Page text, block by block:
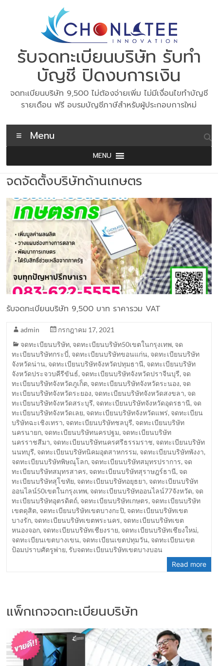
รับจดทะเบียนบริษัท รับทำ
บัญชี ปิดงบการเงิน
จดทะเบียนบริษัท 9,500 ไม่ต้องจ่ายเพิ่ม ไม่มีเงื่อนไขทำบัญชี
รายเดือน ฟรี อบรมบัญชีภาษีสำหรับผู้ประกอบการใหม่
Menu
MENU
จดจัดตั้งบริษัทด้านเกษตร
รับจดทะเบียนบริษัท 9,500 บาท ราคารวม VAT
admin
กรกฎาคม 17, 2021
จดทะเบียนบริษัท, จดทะเบียนบริษัท50เขตในกรุงเทพ, จด
ทะเบียนบริษัทกระบี่, จดทะเบียนบริษัทขอนแก่น, จดทะเบียนบริษัท
จังหวัดน่าน, จดทะเบียนบริษัทจังหวัดปทุมธานี, จดทะเบียนบริษัท
จังหวัดประจวบคีรีขันธ์, จดทะเบียนบริษัทจังหวัดปราจีนบุรี, จด
ทะเบียนบริษัทจังหวัดภูเก็ต, จดทะเบียนบริษัทจังหวัดระนอง, จด
ทะเบียนบริษัทจังหวัดระยอง, จดทะเบียนบริษัทจังหวัดสงขลา, จด
ทะเบียนบริษัทจังหวัดสระบุรี, จดทะเบียนบริษัทจังหวัดอุดรธานี, จด
ทะเบียนบริษัทจังหวัดเลย, จดทะเบียนบริษัทจังหวัดแพร่, จดทะเบียน
บริษัทฉะเชิงเทรา, จดทะเบียนบริษัทชลบุรี, จดทะเบียนบริษัท
นครนายก, จดทะเบียนบริษัทนครปฐม, จดทะเบียนบริษัท
นครราชสีมา, จดทะเบียนบริษัทนครศรีธรรมราช, จดทะเบียนบริษัท
นนทบุรี, จดทะเบียนบริษัทนิคมอุตสาหกรรม, จดทะเบียนบริษัทพังงา,
จดทะเบียนบริษัทพิษณุโลก, จดทะเบียนบริษัทสมุทรปราการ, จด
ทะเบียนบริษัทสมุทรสาคร, จดทะเบียนบริษัทสุราษฎร์ธานี, จด
ทะเบียนบริษัทสุโขทัย, จดทะเบียนบริษัทอยุธยา, จดทะเบียนบริษัท
ออนไลน์50เขตในกรุงเทพ, จดทะเบียนบริษัทออนไลน์77จังหวัด, จด
ทะเบียนบริษัทอุตรดิตถ์, จดทะเบียนบริษัทเกษตร, จดทะเบียนบริษัท
เขตดุสิต, จดทะเบียนบริษัทเขตบางกะปิ, จดทะเบียนบริษัทเขต
บางรัก, จดทะเบียนบริษัทเขตพระนคร, จดทะเบียนบริษัทเขต
หนองจอก, จดทะเบียนบริษัทเชียงราย, จดทะเบียนบริษัทเชียงใหม่,
จดทะเบียนเขตบางเขน, จดทะเบียนเขตปทุมวัน, จดทะเบียนเขต
ป้อมปราบศัตรูพ่าย, รับจดทะเบียนบริษัทเขตบางบอน
Read more
แพ็กเกจจดทะเบียนบริษัท